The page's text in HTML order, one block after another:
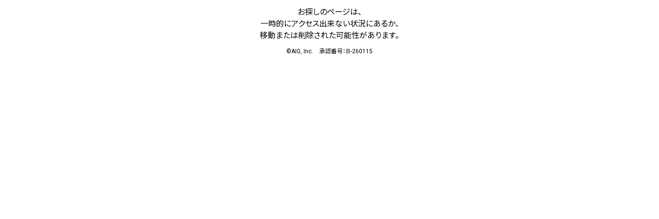
お探しのページは、
一時的にアクセス出来ない状況にあるか、
移動または削除された可能性があります。
©AIG, Inc. 承認番号：Ｂ-260115